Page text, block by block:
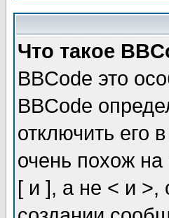
Что такое
BBCode это
BBCode
отключить его
очень похож на
[ и ], а не < и >,